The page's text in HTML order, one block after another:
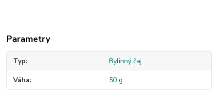
Parametry
Typ Bylinný čaj
Váha 50 g